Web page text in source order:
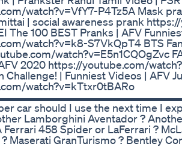
watch?v=VfY7-P4Tz5A Mask
| social awareness prank
The 100 BEST Pranks | AFV
watch?v=k8-S7VkQpT4 BTS
watch?v=E5n1CQOgZvc
2020 https://youtube.com/
Challenge! | Funniest Videos | AFV
watch?v=kTtxr0tBARo
👁
car should I use the next time I
Lamborghini Aventador ?
Ferrari 458 Spider or LaFerrari ?
Maserati GranTurismo ? Bentley